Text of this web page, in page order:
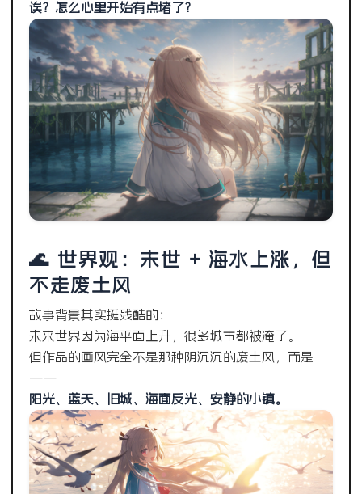
诶？怎么心里开始有点堵了？
🌊 世界观：末世 + 海水上涨，但
不走废土风
故事背景其实挺残酷的：
未来世界因为海平面上升，很多城市都被淹了。
但作品的画风完全不是那种阴沉沉的废土风，而是
——
阳光、蓝天、旧城、海面反光、安静的小镇。